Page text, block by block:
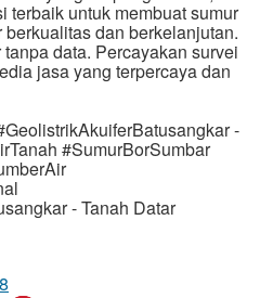
terbaik untuk membuat sumur
dan berkelanjutan.
data. Percayakan survei
jasa yang terpercaya dan
-
#SumurBorSumbar
- Tanah Datar